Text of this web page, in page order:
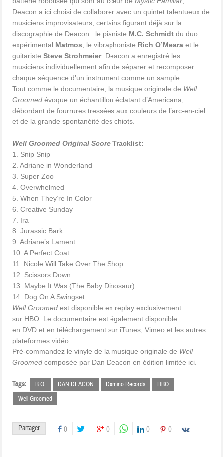
Deacon a ici choisi de collaborer avec un quintet talentueux de
musiciens improvisateurs, certains figurant déjà sur la
discographie de Deacon : le pianiste M.C. Schmidt du duo
expérimental Matmos , le vibraphoniste Rich O’Meara et le
guitaristeSteve Strohmeier. Deacon a enregistré les
musiciens individuellement afin de séparer et recomposer
chaque séquence d’un instrument comme un sample.
Tout comme le documentaire, la musique originale de Well
Groomed évoque un échantillon éclatant d’Americana,
débordant de fourrures tressées aux couleurs de l’arc-en-ciel
et de la grande spontanéité des chiots.
Well Groomed Original ScoreTracklist:
1. Snip Snip
2. Adriane in Wonderland
3. Super Zoo
4. Overwhelmed
5. When They’re In Color
6. Creative Sunday
7. Ira
8. Jurassic Bark
9. Adriane’s Lament
10. A Perfect Coat
11. Nicole Will Take Over The Shop
12. Scissors Down
13. Maybe It Was (The Baby Dinosaur)
14. Dog On A Swingset
Well Groomed est disponible en replay exclusivement
sur HBO. Le documentaire est également disponible
en DVD et en téléchargement sur iTunes, Vimeo et les autres
plateformes vidéo.
Pré-commandez le vinyle de la musique originale de Well
Groomed composée par Dan Deacon en édition limitée ici.
Tags: B.O. DAN DEACON Domino Records
HBO
Well Groomed
Partager 0 0 0 0